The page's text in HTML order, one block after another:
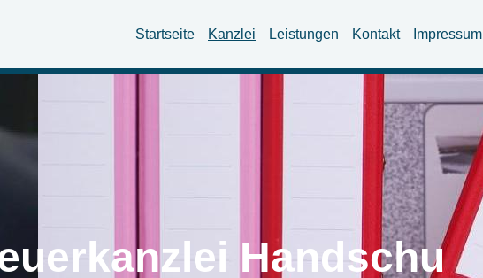
Startseite Kanzlei Leistungen Kontakt Impressum
Handschu